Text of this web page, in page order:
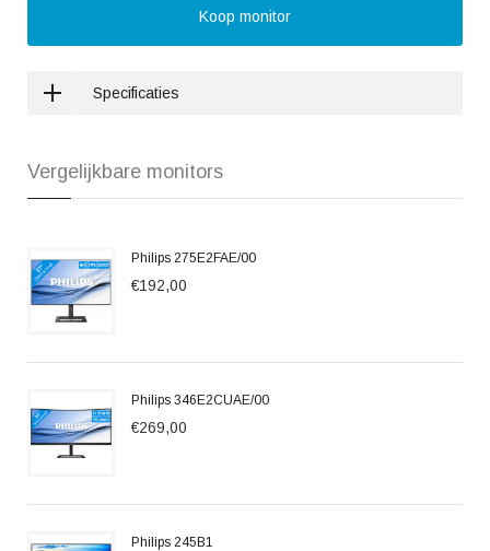
Koop monitor
Specificaties
Vergelijkbare monitors
Philips 275E2FAE/00
€192,00
Philips 346E2CUAE/00
€269,00
Philips 245B1